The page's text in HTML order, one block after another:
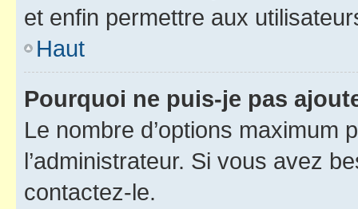
et enfin permettre aux
Haut
Pourquoi ne puis-je pas
Le nombre d’options maximum
l’administrateur. Si vous avez
contactez-le.